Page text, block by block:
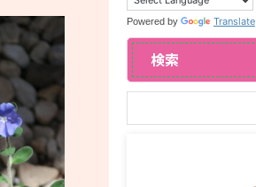
Powered by Translate
検索